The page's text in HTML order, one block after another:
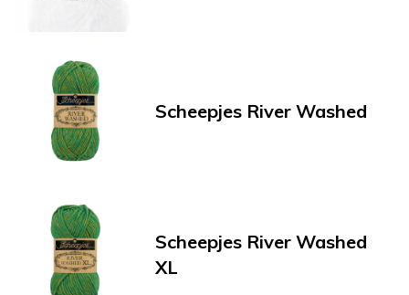
Scheepjes River Washed
Scheepjes River Washed
XL